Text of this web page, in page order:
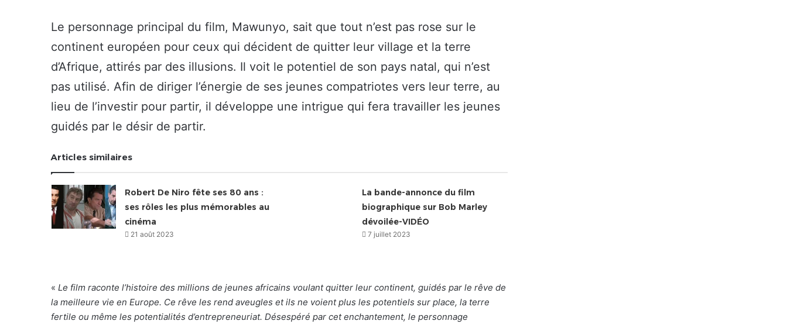
Le personnage principal du film, Mawunyo, sait que tout n’est pas rose sur le
continent européen pour ceux qui décident de quitter leur village et la terre
d’Afrique, attirés par des illusions. Il voit le potentiel de son pays natal, qui n’est
pas utilisé. Afin de diriger l’énergie de ses jeunes compatriotes vers leur terre, au
lieu de l’investir pour partir, il développe une intrigue qui fera travailler les jeunes
guidés par le désir de partir.
Articles similaires
Robert De Niro fête ses 80 ans :
ses rôles les plus mémorables au
cinéma
21 août 2023
La bande-annonce du film
biographique sur Bob Marley
dévoilée-VIDÉO
7 juillet 2023
« Le film raconte l’histoire des millions de jeunes africains voulant quitter leur continent, guidés par le rêve de
la meilleure vie en Europe. Ce rêve les rend aveugles et ils ne voient plus les potentiels sur place, la terre
fertile ou même les potentialités d’entrepreneuriat. Désespéré par cet enchantement, le personnage